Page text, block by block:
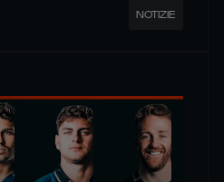
NOTIZIE